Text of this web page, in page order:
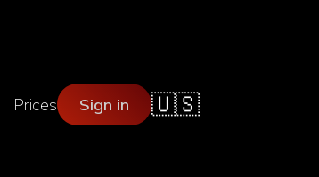
Prices Sign in 🇺🇸